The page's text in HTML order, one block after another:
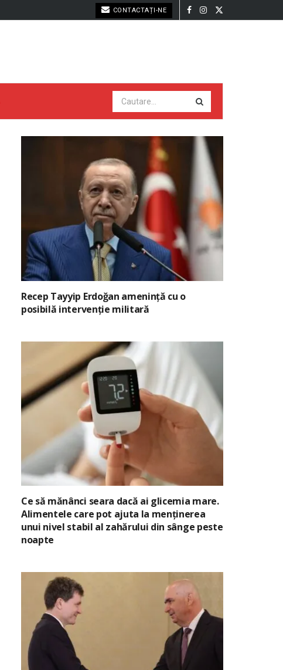
CONTACTAȚI-NE
Recep Tayyip Erdoğan amenință cu o
posibilă intervenție militară
Ce să mănânci seara dacă ai glicemia mare.
Alimentele care pot ajuta la menținerea
unui nivel stabil al zahărului din sânge peste
noapte